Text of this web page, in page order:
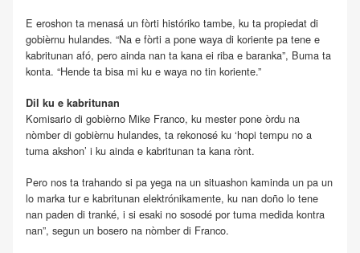
E eroshon ta menasá un fòrti históriko tambe, ku ta propiedat di
gobièrnu hulandes. “Na e fòrti a pone waya di koriente pa tene e
kabritunan afó, pero ainda nan ta kana ei riba e baranka”, Buma ta
konta. “Hende ta bisa mi ku e waya no tin koriente.”
Dil ku e kabritunan
Komisario di gobièrno Mike Franco, ku mester pone òrdu na
nòmber di gobièrnu hulandes, ta rekonosé ku ‘hopi tempu no a
tuma akshon’ i ku ainda e kabritunan ta kana rònt.
Pero nos ta trahando si pa yega na un situashon kaminda un pa un
lo marka tur e kabritunan elektrónikamente, ku nan doño lo tene
nan paden di tranké, i si esaki no sosodé por tuma medida kontra
nan”, segun un bosero na nòmber di Franco.